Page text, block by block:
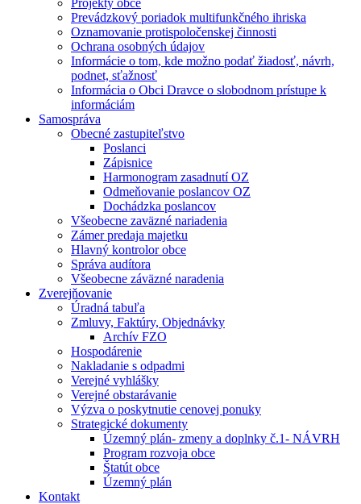
Projekty obce
Prevádzkový poriadok multifunkčného ihriska
Oznamovanie protispoločenskej činnosti
Ochrana osobných údajov
Informácie o tom, kde možno podať žiadosť, návrh,
podnet, sťažnosť
Informácia o Obci Dravce o slobodnom prístupe k
informáciám
Samospráva
Obecné zastupiteľstvo
Poslanci
Zápisnice
Harmonogram zasadnutí OZ
Odmeňovanie poslancov OZ
Dochádzka poslancov
Všeobecne zaväzné nariadenia
Zámer predaja majetku
Hlavný kontrolor obce
Správa audítora
Všeobecne záväzné naradenia
Zverejňovanie
Úradná tabuľa
Zmluvy, Faktúry, Objednávky
Archív FZO
Hospodárenie
Nakladanie s odpadmi
Verejné vyhlášky
Verejné obstarávanie
Výzva o poskytnutie cenovej ponuky
Strategické dokumenty
Územný plán- zmeny a doplnky č.1- NÁVRH
Program rozvoja obce
Štatút obce
Územný plán
Kontakt